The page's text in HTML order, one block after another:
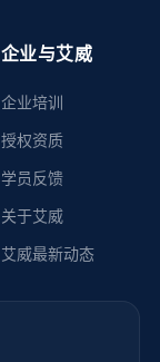
企业与艾威
企业培训
授权资质
学员反馈
关于艾威
艾威最新动态